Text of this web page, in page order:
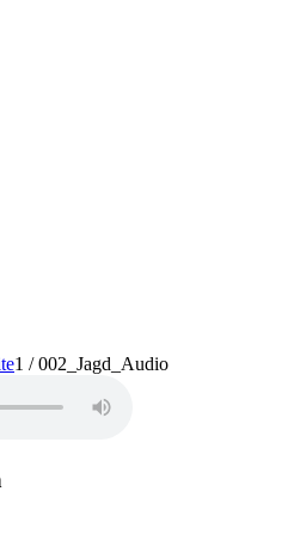
1 / 002_Jagd_Audio